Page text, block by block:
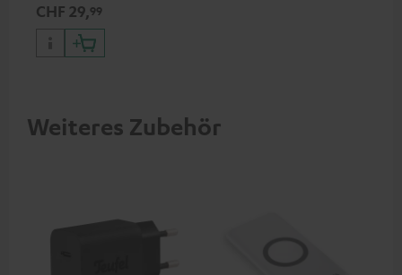
60 Watt / USB-A 7,5 Watt) für
Kopfhörer & Portables sowie
Laptops und weitere Geräte
mit bis zu 60 Watt
CHF 29,99
Weiteres Zubehör